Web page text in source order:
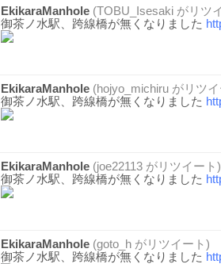
EkikaraManhole (TOBU_Isesaki がリツ
御茶ノ水駅、跨線橋が無くなりました
EkikaraManhole (hojyo_michiru がリツ
御茶ノ水駅、跨線橋が無くなりました
EkikaraManhole (joe22113 がリツイート)
御茶ノ水駅、跨線橋が無くなりました
EkikaraManhole (goto_h がリツイート)
御茶ノ水駅、跨線橋が無くなりました